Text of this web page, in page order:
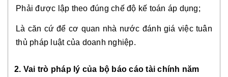
Phải được lập theo đúng chế độ kế toán áp dụng;
Là căn cứ để cơ quan nhà nước đánh giá việc tuân
thủ pháp luật của doanh nghiệp.
2. Vai trò pháp lý của bộ báo cáo tài chính năm